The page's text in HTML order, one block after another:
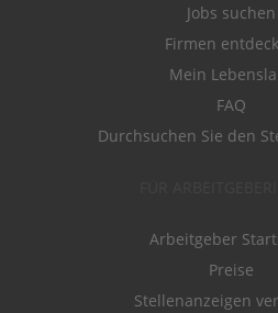
Jobs suchen
Firmen
Mein
FAQ
Durchsuchen Sie den
Arbeitgeber
Preise
Stellenanzeigen